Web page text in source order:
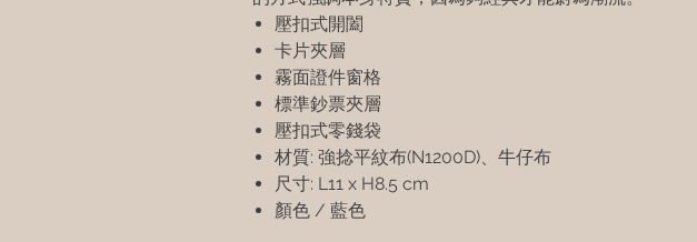
壓扣式開闔
卡片夾層
霧面證件窗格
標準鈔票夾層
壓扣式零錢袋
材質: 強捻平紋布(N1200D)、牛仔布
尺寸: L11 x H8.5 cm
顏色 / 藍色